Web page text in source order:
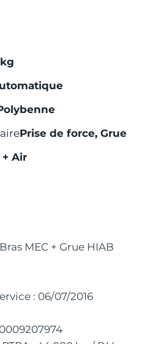
kg
Prise de force, Grue
+ Air
MEC + Grue HIAB
: 06/07/2016